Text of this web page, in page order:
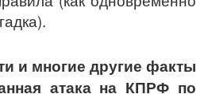
и многие другие факты
атака на КПРФ по